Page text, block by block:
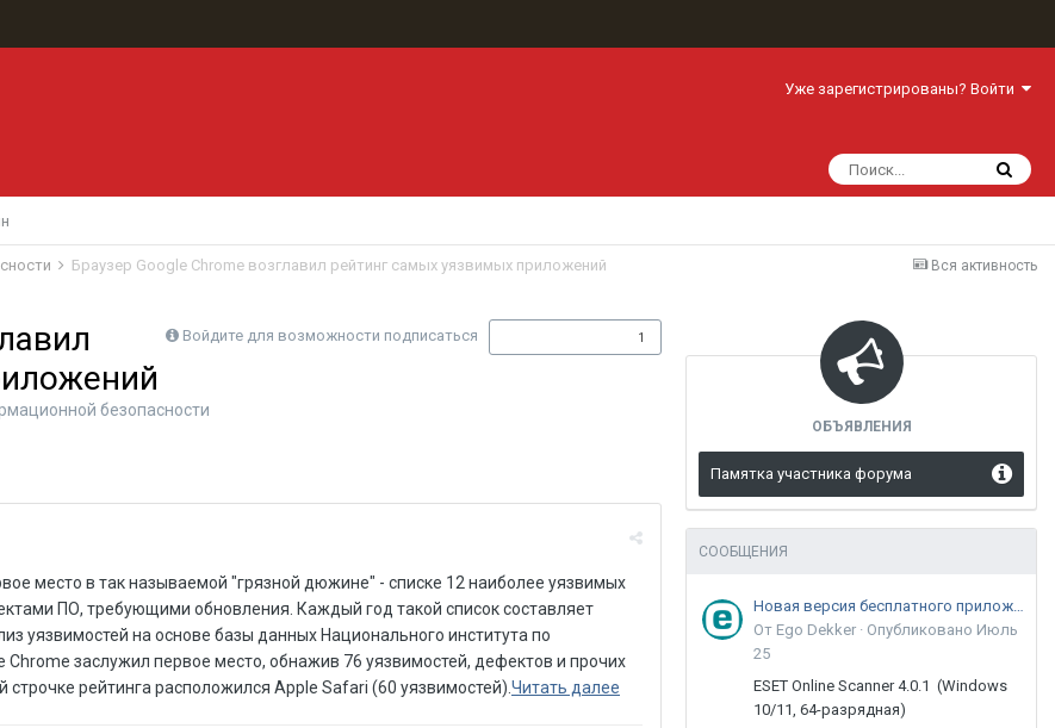
Уже зарегистрированы? Войти
Вся активность
Браузер Google Chrome возглавил рейтинг самых уязвимых приложений
Войдите для возможности подписаться 1
безопасности
место в так называемой "грязной дюжине" - списке 12 наиболее уязвимых
ПО, требующими обновления. Каждый год такой список составляет
уязвимостей на основе базы данных Национального института по
Chrome заслужил первое место, обнажив 76 уязвимостей, дефектов и прочих
рейтинга расположился Apple Safari (60 уязвимостей). Читать далее
ОБЪЯВЛЕНИЯ
Памятка участника форума
СООБЩЕНИЯ
Новая версия бесплатного приложения ESET Online Scanner доступна пользователям
От Ego Dekker · Опубликовано Июль
25
ESET Online Scanner 4.0.1 (Windows
10/11, 64-разрядная)